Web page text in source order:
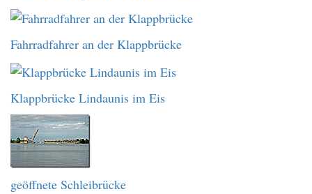
Fahrradfahrer an der Klappbrücke
Klappbrücke Lindaunis im Eis
geöffnete Schleibrücke